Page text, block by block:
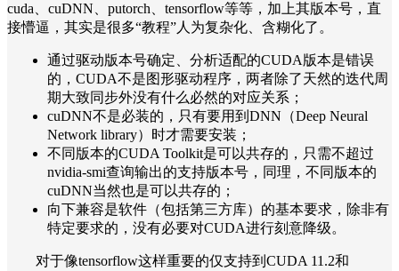
cuda、cuDNN、putorch、tensorflow等等，加上其版本号，直
接懵逼，其实是很多“教程”人为复杂化、含糊化了。
通过驱动版本号确定、分析适配的CUDA版本是错误
的，CUDA不是图形驱动程序，两者除了天然的迭代周
期大致同步外没有什么必然的对应关系；
cuDNN不是必装的，只有要用到DNN（Deep Neural
Network library）时才需要安装；
不同版本的CUDA Toolkit是可以共存的，只需不超过
nvidia-smi查询输出的支持版本号，同理，不同版本的
cuDNN当然也是可以共存的；
向下兼容是软件（包括第三方库）的基本要求，除非有
特定要求的，没有必要对CUDA进行刻意降级。
对于像tensorflow这样重要的仅支持到CUDA 11.2和